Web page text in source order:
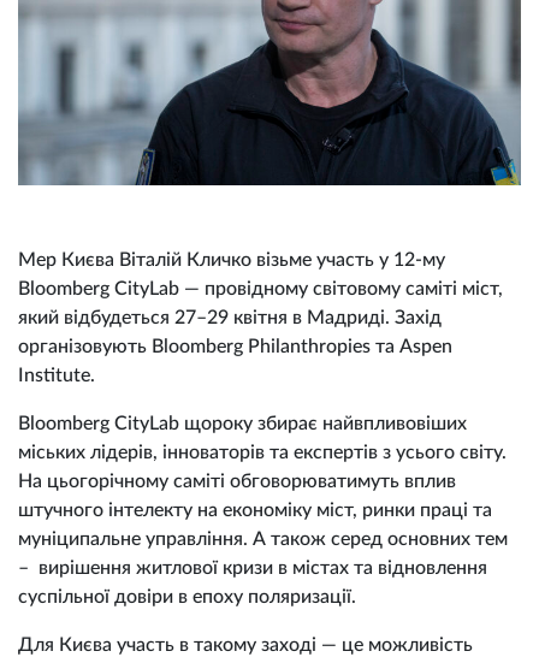
Мер Києва Віталій Кличко візьме участь у 12-му
Bloomberg CityLab — провідному світовому саміті міст,
який відбудеться 27–29 квітня в Мадриді. Захід
організовують Bloomberg Philanthropies та Aspen
Institute.
Bloomberg CityLab щороку збирає найвпливовіших
міських лідерів, інноваторів та експертів з усього світу.
На цьогорічному саміті обговорюватимуть вплив
штучного інтелекту на економіку міст, ринки праці та
муніципальне управління. А також серед основних тем
– вирішення житлової кризи в містах та відновлення
суспільної довіри в епоху поляризації.
Для Києва участь в такому заході — це можливість